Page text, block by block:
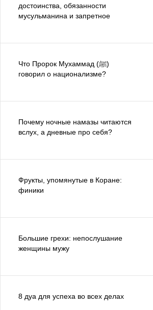
достоинства, обязанности
мусульманина и запретное
Что Пророк Мухаммад (ﷺ)
говорил о национализме?
Почему ночные намазы читаются
вслух, а дневные про себя?
Фрукты, упомянутые в Коране:
финики
Большие грехи: непослушание
женщины мужу
8 дуа для успеха во всех делах